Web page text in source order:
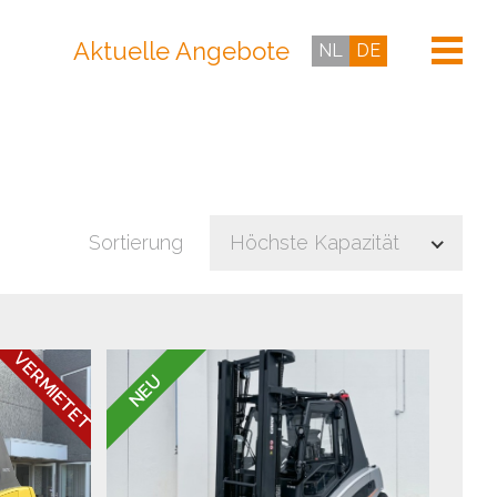
NL DE
Aktuelle Angebote
Sortierung Höchste Kapazität
VERMIETET NEU